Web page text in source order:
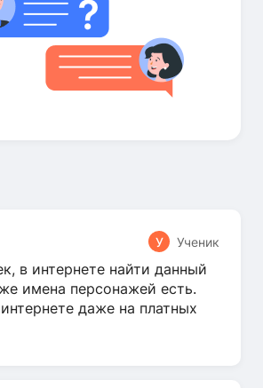
У Ученик
в интернете найти данный
имена персонажей есть.
даже на платных